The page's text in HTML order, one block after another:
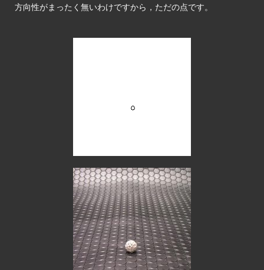
方向性がまったく無いわけですから，ただの点です。